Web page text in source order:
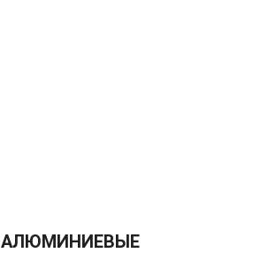
АЛЮМИНИЕВЫЕ